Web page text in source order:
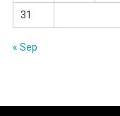
31
« Sep